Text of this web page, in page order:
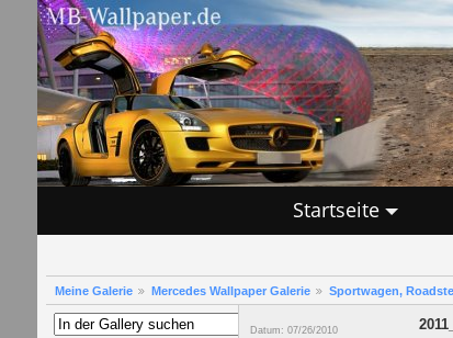
Startseite
Meine Galerie Mercedes Wallpaper Galerie Sportwagen,
Datum: 07/26/2010